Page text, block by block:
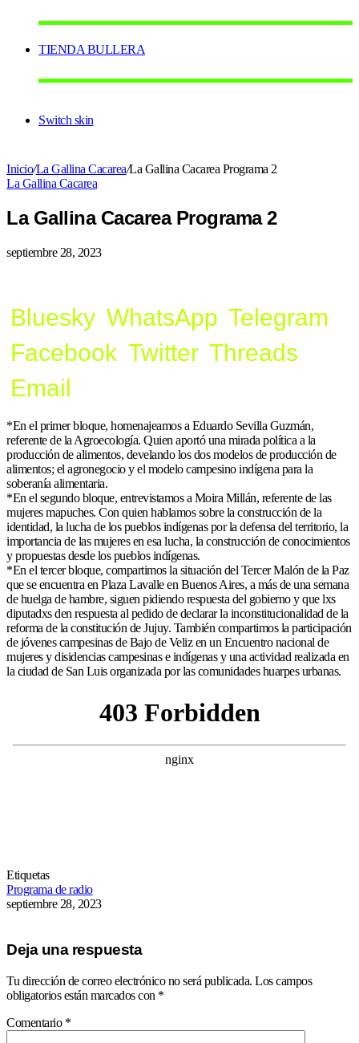
TIENDA BULLERA
Switch skin
Inicio/La Gallina Cacarea/La Gallina Cacarea Programa 2
La Gallina Cacarea
La Gallina Cacarea Programa 2
septiembre 28, 2023
Bluesky WhatsApp Telegram
Facebook Twitter Threads
Email
*En el primer bloque, homenajeamos a Eduardo Sevilla Guzmán,
referente de la Agroecología. Quien aportó una mirada política a la
producción de alimentos, develando los dos modelos de producción de
alimentos; el agronegocio y el modelo campesino indígena para la
soberanía alimentaria.
*En el segundo bloque, entrevistamos a Moira Millán, referente de las
mujeres mapuches. Con quien hablamos sobre la construcción de la
identidad, la lucha de los pueblos indígenas por la defensa del territorio, la
importancia de las mujeres en esa lucha, la construcción de conocimientos
y propuestas desde los pueblos indígenas.
*En el tercer bloque, compartimos la situación del Tercer Malón de la Paz
que se encuentra en Plaza Lavalle en Buenos Aires, a más de una semana
de huelga de hambre, siguen pidiendo respuesta del gobierno y que lxs
diputadxs den respuesta al pedido de declarar la inconstitucionalidad de la
reforma de la constitución de Jujuy. También compartimos la participación
de jóvenes campesinas de Bajo de Veliz en un Encuentro nacional de
mujeres y disidencias campesinas e indígenas y una actividad realizada en
la ciudad de San Luis organizada por las comunidades huarpes urbanas.
Etiquetas
Programa de radio
septiembre 28, 2023
Deja una respuesta
Tu dirección de correo electrónico no será publicada. Los campos
obligatorios están marcados con *
Comentario *